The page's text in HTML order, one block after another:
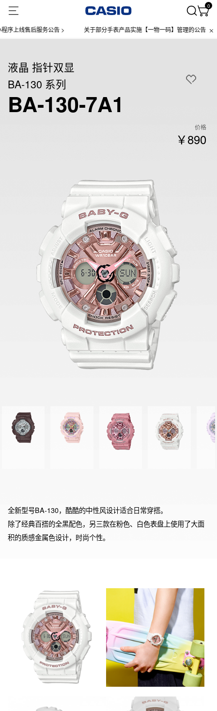
0
线售后服务公告 > 关于部分手表产品实施【一物一码】管理的公告 >
液晶 指针双显
BA-130 系列
BA-130-7A1
价格
￥890
全新型号BA-130，酷酷的中性风设计适合日常穿搭。
除了经典百搭的全黑配色，另三款在粉色、白色表盘上使用了大面
积的质感金属色设计，时尚个性。